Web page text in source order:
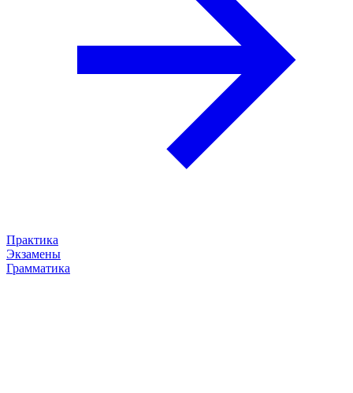
Практика
Экзамены
Грамматика